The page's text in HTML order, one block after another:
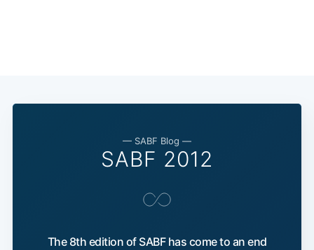
— SABF Blog —
SABF 2012
The 8th edition of SABF has come to an end